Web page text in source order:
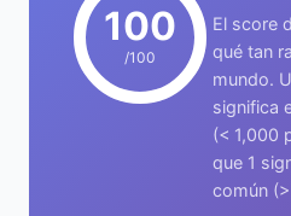
100
/100
El score
qué tan
mundo.
significa
(< 1,000
que 1
común